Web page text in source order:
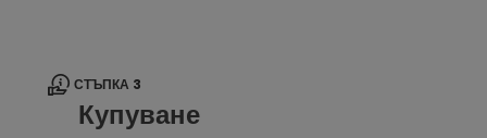
СТЪПКА 3
Купуване